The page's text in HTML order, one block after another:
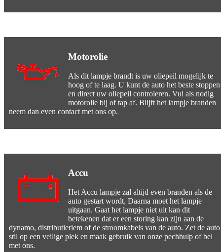
Motorolie
Als dit lampje brandt is uw oliepeil mogelijk te
hoog of te laag. U kunt de auto het beste stoppen
en direct uw oliepeil controleren. Vul als nodig
motorolie bij of tap af. Blijft het lampje branden
neem dan even contact met ons op.
Accu
Het Accu lampje zal altijd even branden als de
auto gestart wordt, Daarna moet het lampje
uitgaan. Gaat het lampje niet uit kan dit
betekenen dat er een storing kan zijn aan de
dynamo, distributieriem of de stroomkabels van de auto. Zet de auto
stil op een veilige plek en maak gebruik van onze pechhulp of bel
met ons.